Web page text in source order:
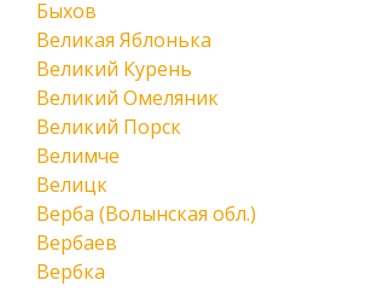
Быхов
Великая Яблонька
Великий Курень
Великий Омеляник
Великий Порск
Велимче
Велицк
Верба (Волынская обл.)
Вербаев
Вербка